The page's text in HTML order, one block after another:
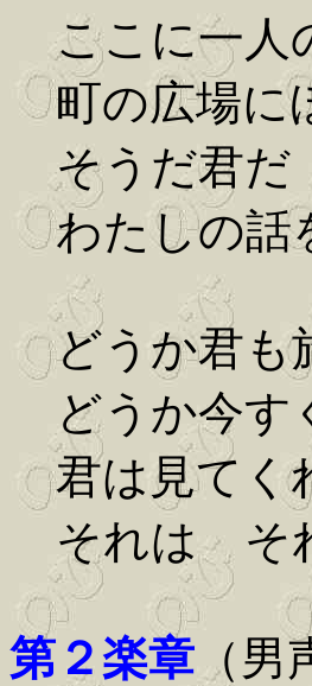
ここに一人
町の広場に
そうだ君
わたしの話
どうか君も
どうか今す
君は見てく
それは そ
第２楽章 （男